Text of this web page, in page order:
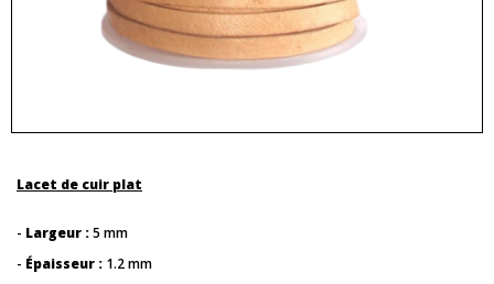
Lacet de cuir plat
- Largeur :5 mm
- Épaisseur : 1.2 mm